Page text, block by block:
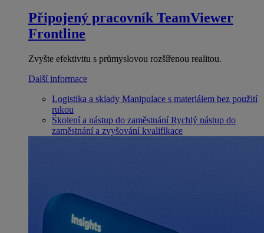
Připojený pracovník TeamViewer
Frontline
Zvyšte efektivitu s průmyslovou rozšířenou realitou.
Další informace
Logistika a sklady Manipulace s materiálem bez použití
rukou
Školení a nástup do zaměstnání Rychlý nástup do
zaměstnání a zvyšování kvalifikace